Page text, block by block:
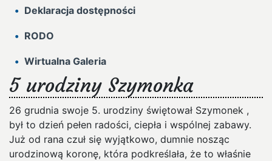
Deklaracja dostępności
RODO
Wirtualna Galeria
5 urodziny Szymonka
26 grudnia swoje 5. urodziny świętował Szymonek ,
był to dzień pełen radości, ciepła i wspólnej zabawy.
Już od rana czuł się wyjątkowo, dumnie nosząc
urodzinową koronę, która podkreślała, że to właśnie